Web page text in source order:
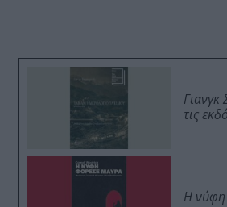
Γιανγκ
τις
Η νύφη